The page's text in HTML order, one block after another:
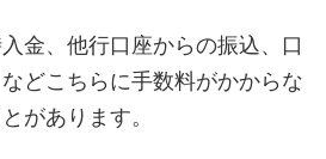
金、他行口座からの振込、口
どこちらに手数料がかからな
があります。